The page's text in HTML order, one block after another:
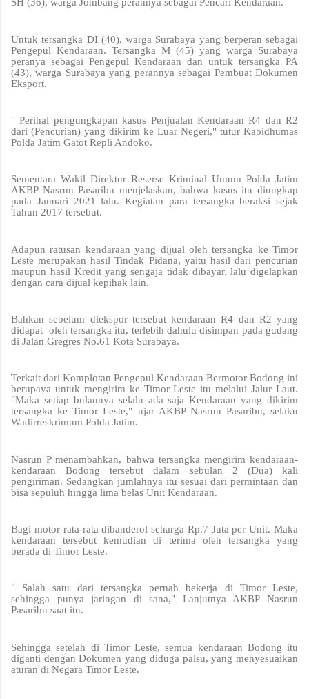
SH (36), warga Jombang perannya sebagai Pencari Kendaraan.
Untuk tersangka DI (40), warga Surabaya yang berperan sebagai
Pengepul Kendaraan. Tersangka M (45) yang warga Surabaya
peranya sebagai Pengepul Kendaraan dan untuk tersangka PA
(43), warga Surabaya yang perannya sebagai Pembuat Dokumen
Eksport.
" Perihal pengungkapan kasus Penjualan Kendaraan R4 dan R2
dari (Pencurian) yang dikirim ke Luar Negeri," tutur Kabidhumas
Polda Jatim Gatot Repli Andoko.
Sementara Wakil Direktur Reserse Kriminal Umum Polda Jatim
AKBP Nasrun Pasaribu menjelaskan, bahwa kasus itu diungkap
pada Januari 2021 lalu. Kegiatan para tersangka beraksi sejak
Tahun 2017 tersebut.
Adapun ratusan kendaraan yang dijual oleh tersangka ke Timor
Leste merupakan hasil Tindak Pidana, yaitu hasil dari pencurian
maupun hasil Kredit yang sengaja tidak dibayar, lalu digelapkan
dengan cara dijual kepihak lain.
Bahkan sebelum diekspor tersebut kendaraan R4 dan R2 yang
didapat oleh tersangka itu, terlebih dahulu disimpan pada gudang
di Jalan Gregres No.61 Kota Surabaya.
Terkait dari Komplotan Pengepul Kendaraan Bermotor Bodong ini
berupaya untuk mengirim ke Timor Leste itu melalui Jalur Laut.
"Maka setiap bulannya selalu ada saja Kendaraan yang dikirim
tersangka ke Timor Leste," ujar AKBP Nasrun Pasaribu, selaku
Wadirreskrimum Polda Jatim.
Nasrun P menambahkan, bahwa tersangka mengirim kendaraan-
kendaraan Bodong tersebut dalam sebulan 2 (Dua) kali
pengiriman. Sedangkan jumlahnya itu sesuai dari permintaan dan
bisa sepuluh hingga lima belas Unit Kendaraan.
Bagi motor rata-rata dibanderol seharga Rp.7 Juta per Unit. Maka
kendaraan tersebut kemudian di terima oleh tersangka yang
berada di Timor Leste.
" Salah satu dari tersangka pernah bekerja di Timor Leste,
sehingga punya jaringan di sana," Lanjutnya AKBP Nasrun
Pasaribu saat itu.
Sehingga setelah di Timor Leste, semua kendaraan Bodong itu
diganti dengan Dokumen yang diduga palsu, yang menyesuaikan
aturan di Negara Timor Leste.